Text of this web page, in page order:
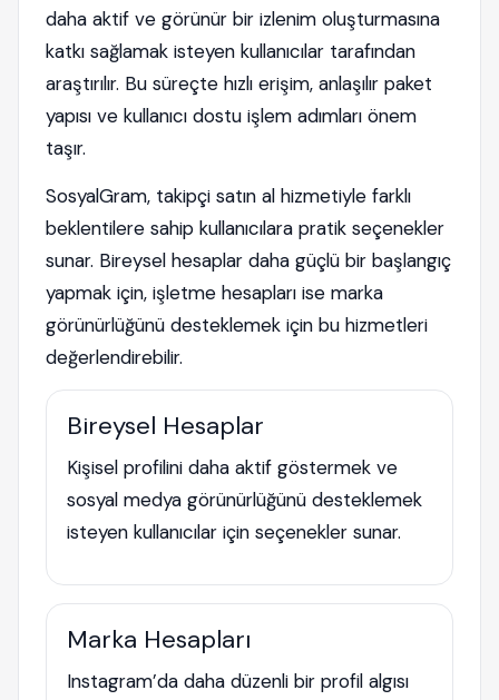
daha aktif ve görünür bir izlenim oluşturmasına
katkı sağlamak isteyen kullanıcılar tarafından
araştırılır. Bu süreçte hızlı erişim, anlaşılır paket
yapısı ve kullanıcı dostu işlem adımları önem
taşır.
SosyalGram, takipçi satın al hizmetiyle farklı
beklentilere sahip kullanıcılara pratik seçenekler
sunar. Bireysel hesaplar daha güçlü bir başlangıç
yapmak için, işletme hesapları ise marka
görünürlüğünü desteklemek için bu hizmetleri
değerlendirebilir.
Bireysel Hesaplar
Kişisel profilini daha aktif göstermek ve
sosyal medya görünürlüğünü desteklemek
isteyen kullanıcılar için seçenekler sunar.
Marka Hesapları
Instagram’da daha düzenli bir profil algısı